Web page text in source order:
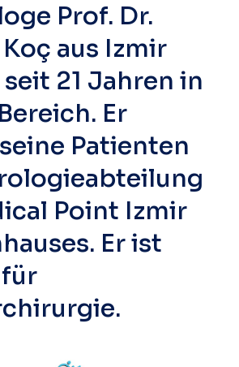
Prof. Dr.
aus Izmir
21 Jahren in
Er
Patienten
Point Izmir
Er ist